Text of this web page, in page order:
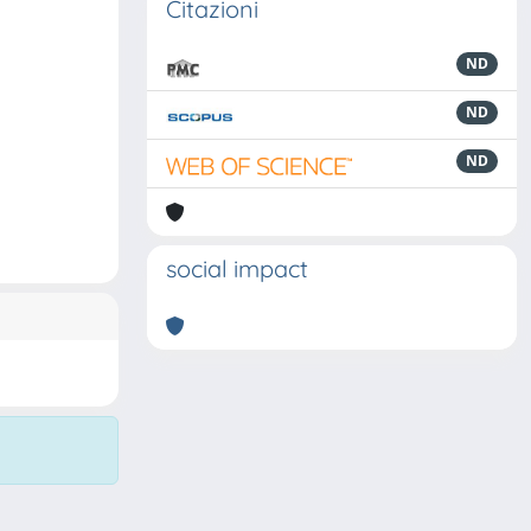
Citazioni
ND
ND
ND
social impact